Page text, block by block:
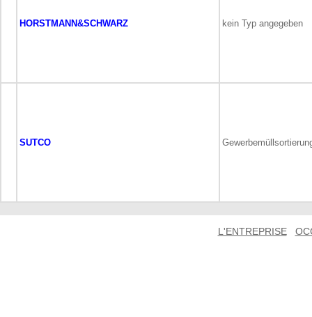
HORSTMANN&SCHWARZ kein Typ angegeben
SUTCO
L'ENTREPRISE